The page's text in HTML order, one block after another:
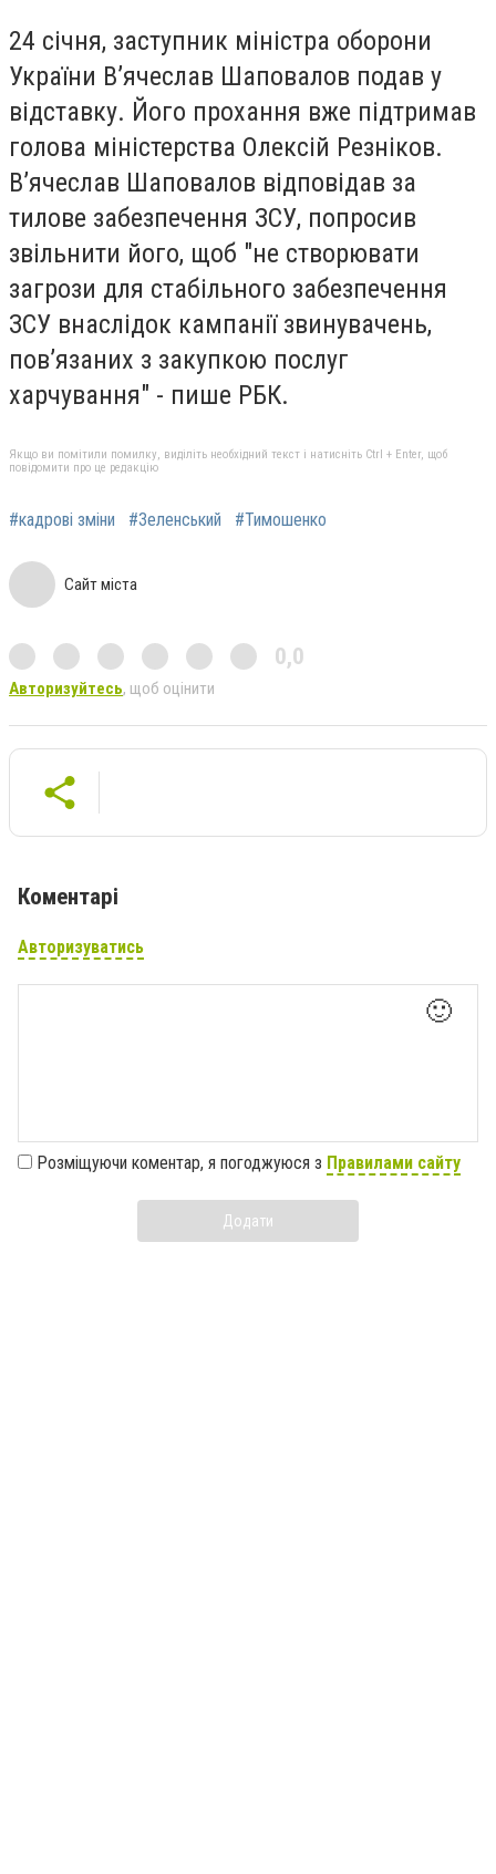
24 січня, заступник міністра оборони
України В’ячеслав Шаповалов подав у
відставку. Його прохання вже підтримав
голова міністерства Олексій Резніков.
В’ячеслав Шаповалов відповідав за
тилове забезпечення ЗСУ, попросив
звільнити його, щоб "не створювати
загрози для стабільного забезпечення
ЗСУ внаслідок кампанії звинувачень,
пов’язаних з закупкою послуг
харчування" - пише РБК.
Якщо ви помітили помилку, виділіть необхідний текст і натисніть Ctrl + Enter, щоб
повідомити про це редакцію
#кадрові зміни #Зеленський #Тимошенко
Сайт міста
0,0
Авторизуйтесь, щоб оцінити
Коментарі
Авторизуватись
🙂
Розміщуючи коментар, я погоджуюся з Правилами сайту
Додати